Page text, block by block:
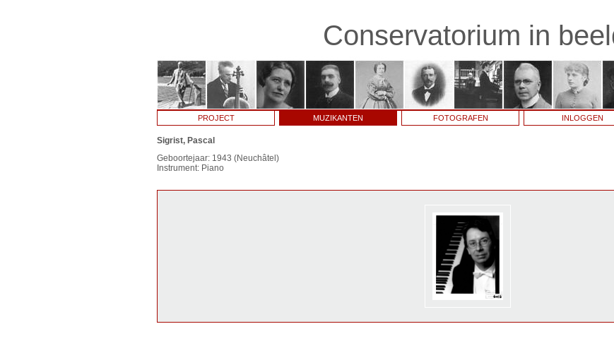
Conservatorium in
PROJECT MUZIKANTEN FOTOGRAFEN INLOGGEN
Sigrist, Pascal
Geboortejaar: 1943 (Neuchâtel)
Instrument: Piano